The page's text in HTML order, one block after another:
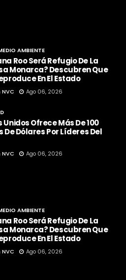
AMBIENTE
Roo Será Refugio De La
Monarca? Descubren Que
En El Estado
Ago 06, 2026
Unidos Ofrece Más De 100
De Dólares Por Líderes Del
Ago 06, 2026
AMBIENTE
Roo Será Refugio De La
Monarca? Descubren Que
En El Estado
Ago 06, 2026